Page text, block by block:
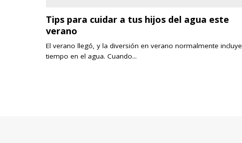
Tips para cuidar a tus hijos del agua este
verano
El verano llegó, y la diversión en verano normalmente incluye
tiempo en el agua. Cuando...